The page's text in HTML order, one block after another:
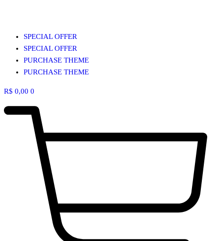
SPECIAL OFFER
SPECIAL OFFER
PURCHASE THEME
PURCHASE THEME
R$ 0,00 0